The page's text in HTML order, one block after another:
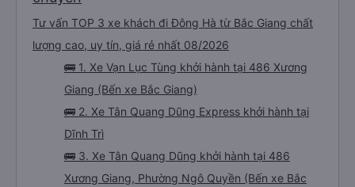
Tư vấn TOP 3 xe khách đi Đông Hà từ Bắc Giang chất
lượng cao, uy tín, giá rẻ nhất 08/2026
🚌 1. Xe Vạn Lục Tùng khởi hành tại 486 Xương
Giang (Bến xe Bắc Giang)
🚌 2. Xe Tân Quang Dũng Express khởi hành tại
Dĩnh Trì
🚌 3. Xe Tân Quang Dũng khởi hành tại 486
Xương Giang, Phường Ngô Quyền (Bến xe Bắc